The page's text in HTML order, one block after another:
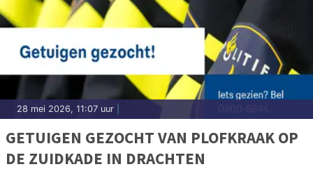
28 mei 2026, 11:07 uur
GETUIGEN GEZOCHT VAN PLOFKRAAK OP
DE ZUIDKADE IN DRACHTEN